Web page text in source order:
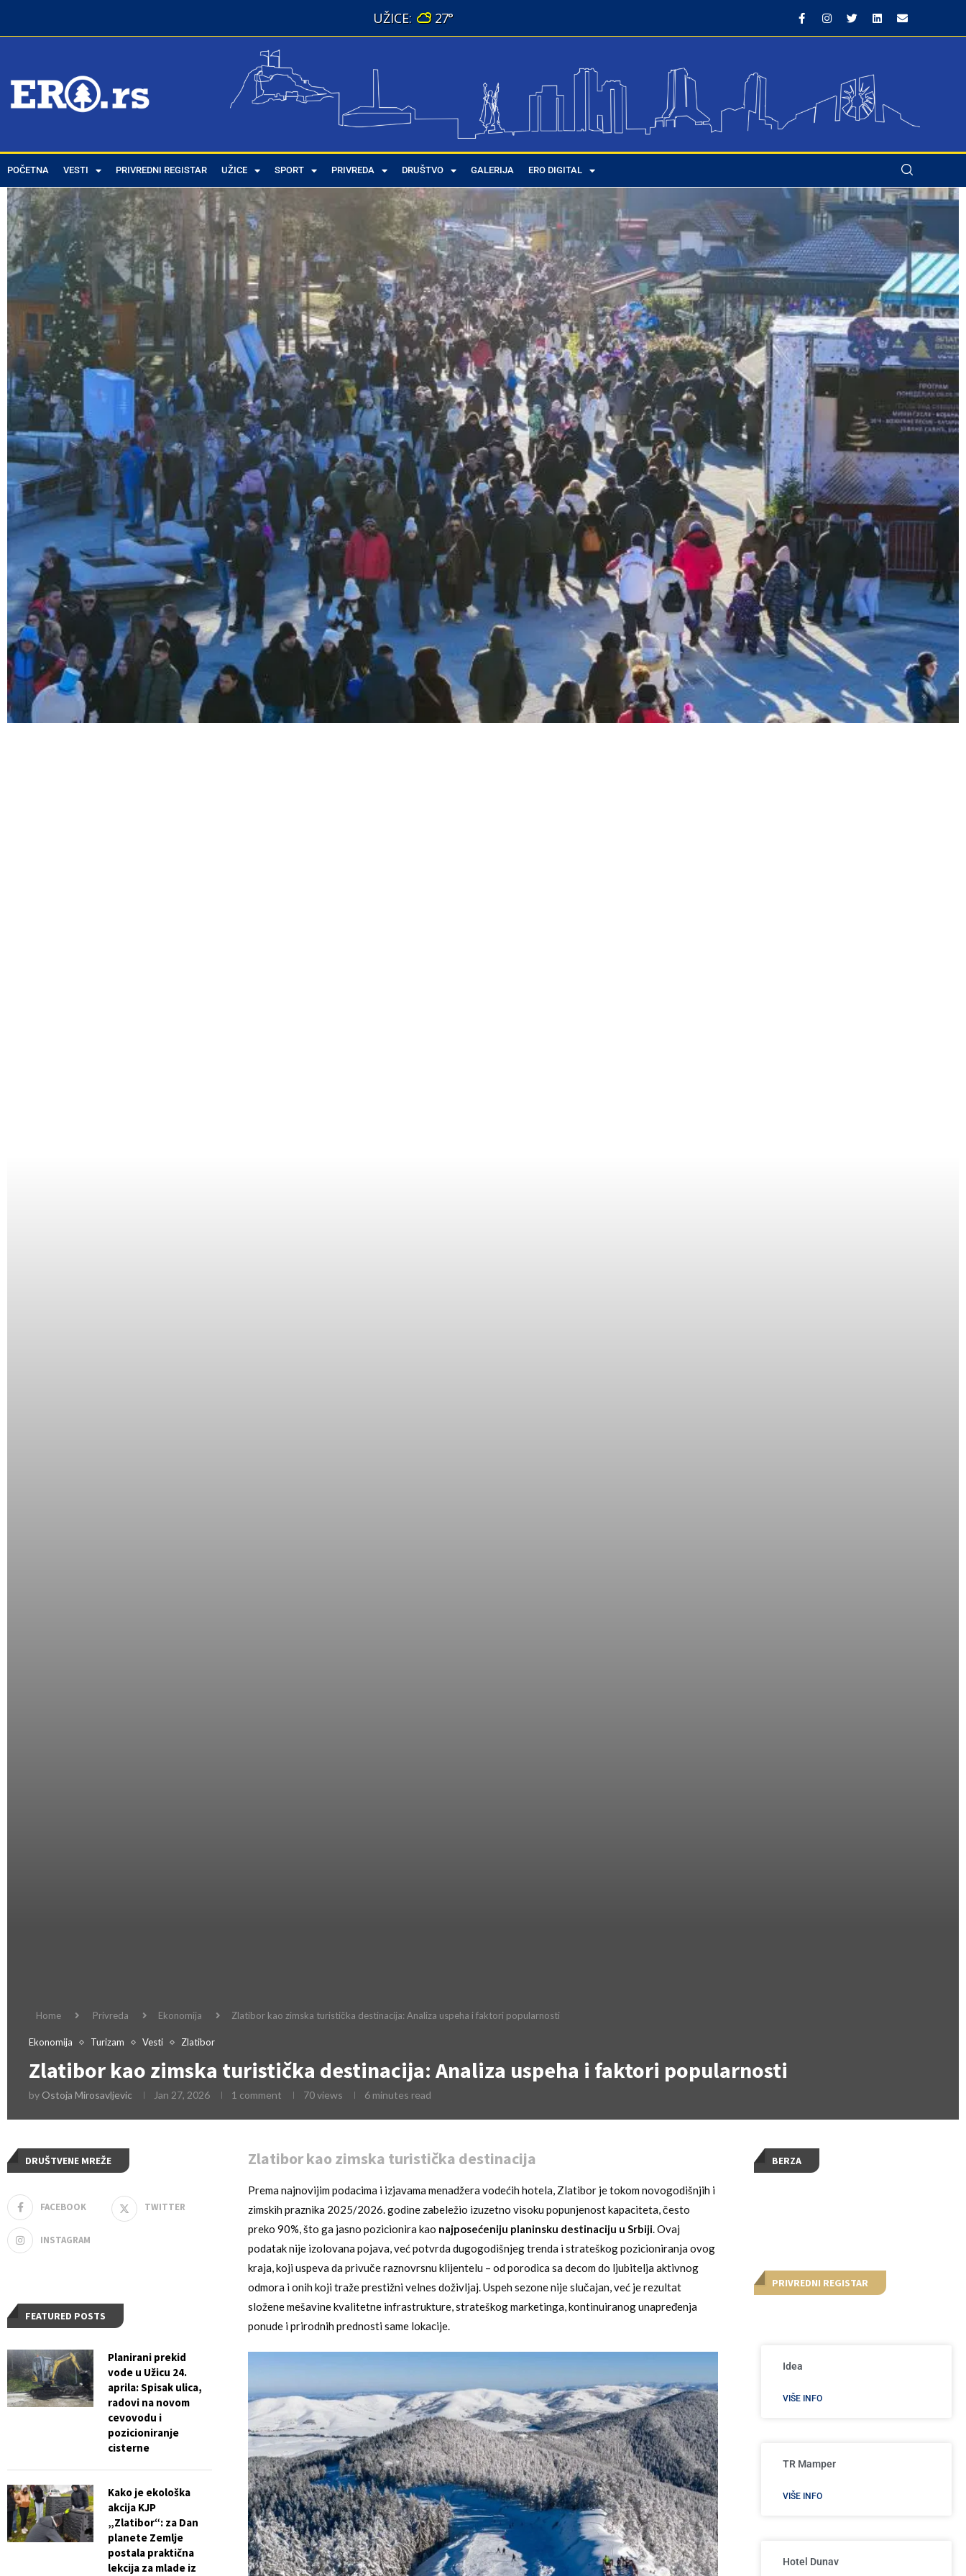
27°
POČETNA VESTI PRIVREDNI REGISTAR UŽICE SPORT PRIVREDA DRUŠTVO GALERIJA ERO DIGITAL
Home Privreda Ekonomija Zlatibor kao zimska turistička destinacija: Analiza uspeha i faktori popularnosti
Ekonomija Turizam Vesti Zlatibor
Zlatibor kao zimska turistička destinacija: Analiza uspeha i faktori popularnosti
by Ostoja Mirosavljevic Jan 27, 2026 1 comment 70views 6 minutes read
Zlatibor kao zimska turistička destinacija
Prema najnovijim podacima i izjavama menadžera vodećih hotela, Zlatibor je tokom novogodišnjih i
zimskih praznika 2025/2026. godine zabeležio izuzetno visoku popunjenost kapaciteta, često
preko 90%, što ga jasno pozicionira kao najposećeniju planinsku destinaciju u Srbiji. Ovaj
podatak nije izolovana pojava, već potvrda dugogodišnjeg trenda i strateškog pozicioniranja ovog
kraja, koji uspeva da privuče raznovrsnu klijentelu – od porodica sa decom do ljubitelja aktivnog
odmora i onih koji traže prestižni velnes doživljaj. Uspeh sezone nije slučajan, već je rezultat
složene mešavine kvalitetne infrastrukture, strateškog marketinga, kontinuiranog unapređenja
ponude i prirodnih prednosti same lokacije.
BERZA
PRIVREDNI REGISTAR
Idea
VIŠE INFO
TR Mamper
VIŠE INFO
Hotel Dunav
DRUŠTVENE MREŽE
FACEBOOK TWITTER
INSTAGRAM
FEATURED POSTS
Planirani prekid
vode u Užicu 24.
aprila: Spisak ulica,
radovi na novom
cevovodu i
pozicioniranje
cisterne
Kako je ekološka
akcija KJP
„Zlatibor“: za Dan
planete Zemlje
postala praktična
lekcija za mlade iz